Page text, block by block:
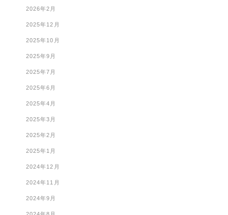
2026年2月
2025年12月
2025年10月
2025年9月
2025年7月
2025年6月
2025年4月
2025年3月
2025年2月
2025年1月
2024年12月
2024年11月
2024年9月